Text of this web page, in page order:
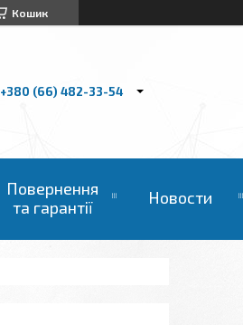
Кошик
+380 (66) 482-33-54
Повернення
та гарантії
Новости